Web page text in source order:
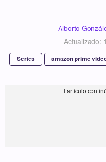
Alberto
Actualizado:
Series amazon prime